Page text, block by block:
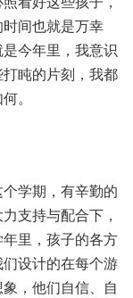
间也就是万幸
今年里，我意识
盹的片刻，我都
。
学期，有辛勤的
支持与配合下，
里，孩子的各方
设计的在每个游
，他们自信、自